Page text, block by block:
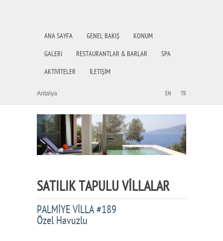
EN TR
Antalya
ANA SAYFA GENEL BAKIŞ KONUM
GALERI RESTAURANTLAR & BARLAR SPA
AKTİVİTELER İLETİŞİM
SATILIK TAPULU VİLLALAR
PALMİYE VİLLA #189
Özel Havuzlu